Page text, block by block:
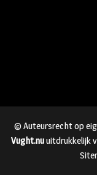
© Auteursrecht op
Vught.nuuitdrukkelijk